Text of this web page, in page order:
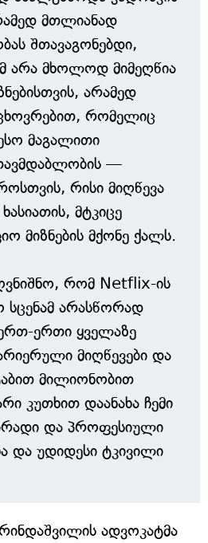
მთლიანად
შთავაგონებდი,
მხოლოდ მიმეღწია
არამედ
რომელიც
მაგალითი
—
რისი მიღწევა
მტკიცე
მიზნების მქონე ქალს.
რომ Netflix-ის
სცენამ არასწორად
ერთი ყველაზე
მიღწევები და
მილიონობით
კუთხით დაანახა ჩემი
და პროფესიული
და უდიდესი ტკივილი
ადვოკატმა